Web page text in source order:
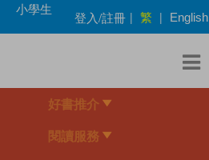
小學生
登入/註冊 | 繁 | English
好書推介
閱讀服務